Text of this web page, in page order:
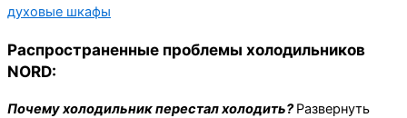
духовые шкафы
Распространенные проблемы холодильников
NORD:
Почему холодильник перестал холодить?Развернуть